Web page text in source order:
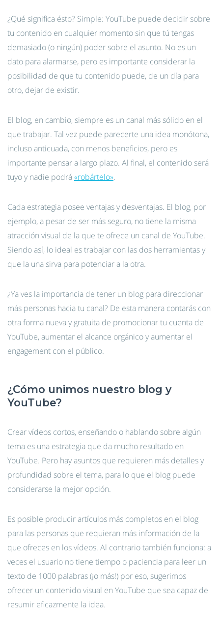
¿Qué significa ésto? Simple: YouTube puede decidir sobre
tu contenido en cualquier momento sin que tú tengas
demasiado (o ningún) poder sobre el asunto. No es un
dato para alarmarse, pero es importante considerar la
posibilidad de que tu contenido puede, de un día para
otro, dejar de existir.
El blog, en cambio, siempre es un canal más sólido en el
que trabajar. Tal vez puede parecerte una idea monótona,
incluso anticuada, con menos beneficios, pero es
importante pensar a largo plazo. Al final, el contenido será
tuyo y nadie podrá «robártelo».
Cada estrategia posee ventajas y desventajas. El blog, por
ejemplo, a pesar de ser más seguro, no tiene la misma
atracción visual de la que te ofrece un canal de YouTube.
Siendo así, lo ideal es trabajar con las dos herramientas y
que la una sirva para potenciar a la otra.
¿Ya ves la importancia de tener un blog para direccionar
más personas hacia tu canal? De esta manera contarás con
otra forma nueva y gratuita de promocionar tu cuenta de
YouTube, aumentar el alcance orgánico y aumentar el
engagement con el público.
¿Cómo unimos nuestro blog y
YouTube?
Crear vídeos cortos, enseñando o hablando sobre algún
tema es una estrategia que da mucho resultado en
YouTube. Pero hay asuntos que requieren más detalles y
profundidad sobre el tema, para lo que el blog puede
considerarse la mejor opción.
Es posible producir artículos más completos en el blog
para las personas que requieran más información de la
que ofreces en los vídeos. Al contrario también funciona: a
veces el usuario no tiene tiempo o paciencia para leer un
texto de 1000 palabras (¡o más!) por eso, sugerimos
ofrecer un contenido visual en YouTube que sea capaz de
resumir eficazmente la idea.